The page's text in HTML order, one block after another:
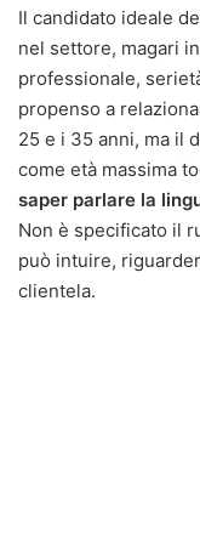
Il candidato ideale
nel settore, magari
professionale,
propenso a
25 e i 35 anni, ma il
come età massima
saper parlare la
Non è specificato il
può intuire,
clientela.